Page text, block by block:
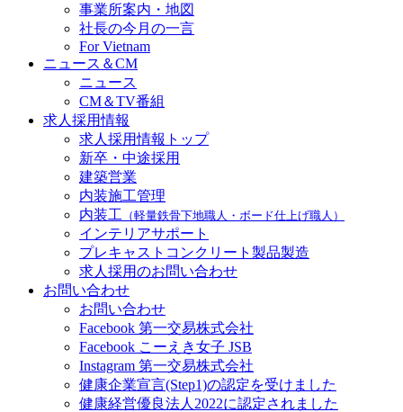
事業所案内・地図
社長の今月の一言
For Vietnam
ニュース＆CM
ニュース
CM＆TV番組
求人採用情報
求人採用情報トップ
新卒・中途採用
建築営業
内装施工管理
内装工 （軽量鉄骨下地職人・ボード仕上げ職人）
インテリアサポート
プレキャストコンクリート製品製造
求人採用のお問い合わせ
お問い合わせ
お問い合わせ
Facebook 第一交易株式会社
Facebook こーえき女子 JSB
Instagram 第一交易株式会社
健康企業宣言(Step1)の認定を受けました
健康経営優良法人2022に認定されました